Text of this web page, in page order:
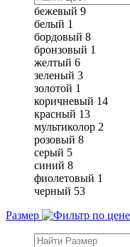
бежевый 9
белый 1
бордовый 8
бронзовый 1
желтый 6
зеленый 3
золотой 1
коричневый 14
красный 13
мультиколор 2
розовый 8
серый 5
синий 8
фиолетовый 1
черный 53
Размер